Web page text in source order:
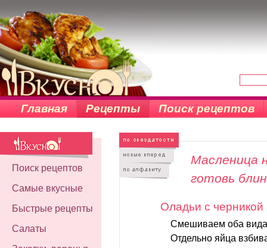
Главная Рецепты Поиск рецептов
Поиск рецептов
Самые вкусные
Быстрые рецепты
Салаты
Масленица
готовь
Оладьи с черникой
Смешиваем оба вида
Отдельно яйца